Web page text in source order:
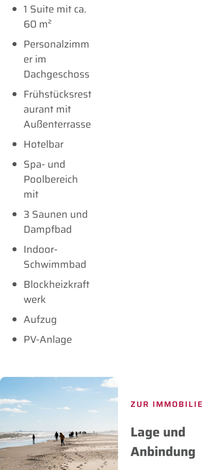
1 Suite mit ca.
60 m²
Personalzimm
er im
Dachgeschoss
Frühstücksrest
aurant mit
Außenterrasse
Hotelbar
Spa- und
Poolbereich
mit
3 Saunen und
Dampfbad
Indoor-
Schwimmbad
Blockheizkraft
werk
Aufzug
PV-Anlage
ZUR IMMOBILIE
Lage und
Anbindung